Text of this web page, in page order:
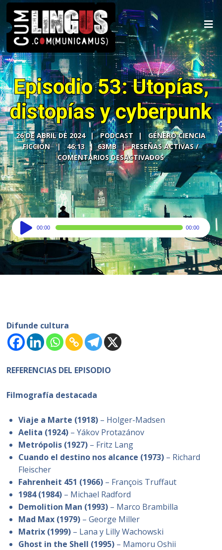
Episodio 53: Utopías,
distopías y cyberpunk
26 DE ABRIL DE 2024 PODCAST
GÉNERO CIENCIA
FICCIÓN
46:13
63MB
COMENTARIOS DESACTIVADOS
Audio
Player
00:00 00:00
Difunde cultura
REFERENCIAS DEL EPISODIO
Filmografía destacada
Viaje a Marte (1918) – Holger-Madsen
Aelita (1924) – Yákov Protazánov
Metrópolis (1927) – Fritz Lang
Cuando el destino nos alcance (1973) – Richard
Fleischer
Fahrenheit 451 (1966) – François Truffaut
1984 (1984) – Michael Radford
Demolition Man (1993) – Marco Brambilla
Mad Max (1979) – George Miller
Matrix (1999) – Lana y Lilly Wachowski
Ghost in the Shell (1995) – Mamoru Oshii